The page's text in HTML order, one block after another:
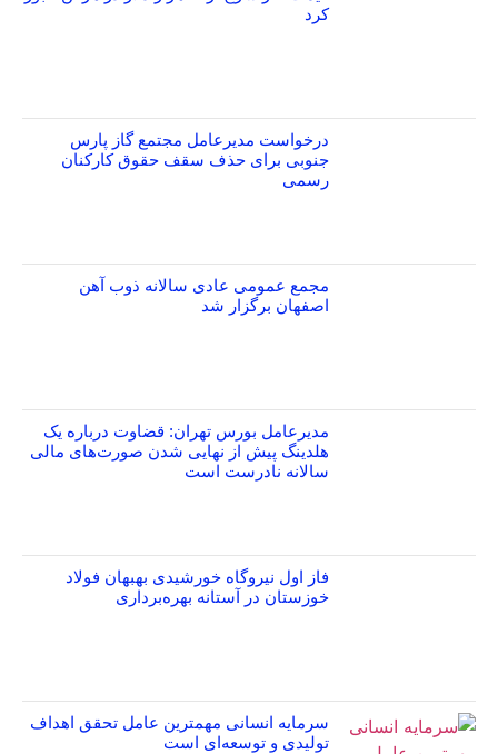
کرد
درخواست مدیرعامل مجتمع گاز پارس
جنوبی برای حذف سقف حقوق کارکنان
رسمی
مجمع عمومی عادی سالانه ذوب آهن
اصفهان برگزار شد
مدیرعامل بورس تهران: قضاوت درباره یک
هلدینگ پیش از نهایی شدن صورت‌های مالی
سالانه نادرست است
فاز اول نیروگاه خورشیدی بهبهان فولاد
خوزستان در آستانه بهره‌برداری
سرمایه انسانی مهمترین عامل تحقق اهداف
تولیدی و توسعه‌ای است